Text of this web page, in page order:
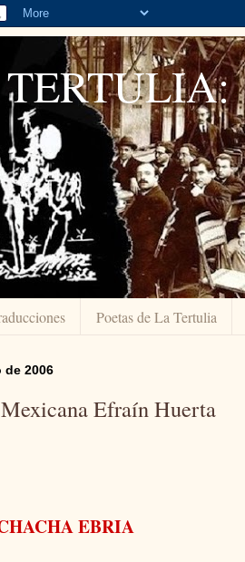
Poetas de La Tertulia
de 2006
Efraín Huerta
EBRIA